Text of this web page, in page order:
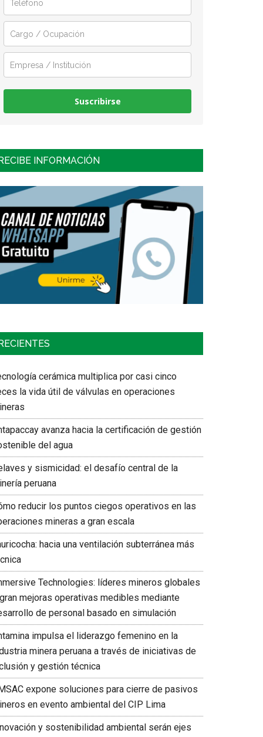
Suscribirse
INFORMACIÓN
RECIENTES
cerámica multiplica por casi cinco
la vida útil de válvulas en operaciones
avanza hacia la certificación de gestión
del agua
y sismicidad: el desafío central de la
peruana
reducir los puntos ciegos operativos en las
mineras a gran escala
hacia una ventilación subterránea más
Technologies: líderes mineros globales
mejoras operativas medibles mediante
de personal basado en simulación
impulsa el liderazgo femenino en la
minera peruana a través de iniciativas de
y gestión técnica
expone soluciones para cierre de pasivos
en evento ambiental del CIP Lima
y sostenibilidad ambiental serán ejes